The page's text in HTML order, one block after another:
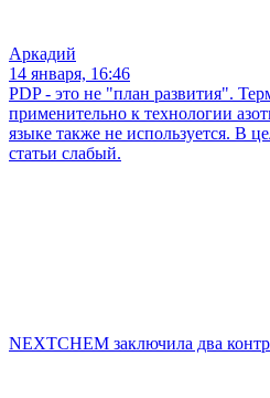
Аркадий
14 января, 16:46
PDP - это не "план развития".
применительно к технологии
языке также не используется. В
статьи слабый.
NEXTCHEM заключила два